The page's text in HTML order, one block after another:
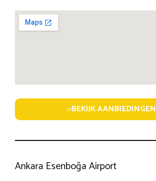
>>BEKIJK AANBIEDINGEN
Ankara Esenboğa Airport